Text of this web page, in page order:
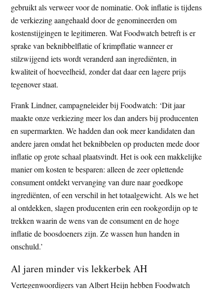
gebruikt als verweer voor de nominatie. Ook inflatie is tijdens
de verkiezing aangehaald door de genomineerden om
kostenstijgingen te legitimeren. Wat Foodwatch betreft is er
sprake van beknibbelflatie of krimpflatie wanneer er
stilzwijgend iets wordt veranderd aan ingrediënten, in
kwaliteit of hoeveelheid, zonder dat daar een lagere prijs
tegenover staat.
Frank Lindner, campagneleider bij Foodwatch: ‘Dit jaar
maakte onze verkiezing meer los dan anders bij producenten
en supermarkten. We hadden dan ook meer kandidaten dan
andere jaren omdat het beknibbelen op producten mede door
inflatie op grote schaal plaatsvindt. Het is ook een makkelijke
manier om kosten te besparen: alleen de zeer oplettende
consument ontdekt vervanging van dure naar goedkope
ingrediënten, of een verschil in het totaalgewicht. Als we het
al ontdekken, slagen producenten erin een rookgordijn op te
trekken waarin de wens van de consument en de hoge
inflatie de boosdoeners zijn. Ze wassen hun handen in
onschuld.’
Al jaren minder vis lekkerbek AH
Vertegenwoordigers van Albert Heijn hebben Foodwatch